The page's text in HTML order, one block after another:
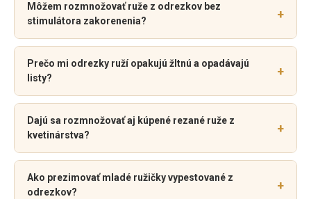
Môžem rozmnožovať ruže z odrezkov bez
stimulátora zakorenenia?
+
Prečo mi odrezky ruží opakujú žltnú a opadávajú
listy?
+
Dajú sa rozmnožovať aj kúpené rezané ruže z
kvetinárstva?
+
Ako prezimovať mladé ružičky vypestované z
odrezkov?
+